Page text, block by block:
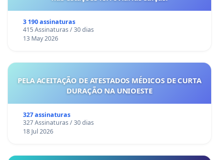
3 190 assinaturas
415 Assinaturas / 30 dias
13 May 2026
PELA ACEITAÇÃO DE ATESTADOS MÉDICOS DE CURTA
DURAÇÃO NA UNIOESTE
327 assinaturas
327 Assinaturas / 30 dias
18 Jul 2026